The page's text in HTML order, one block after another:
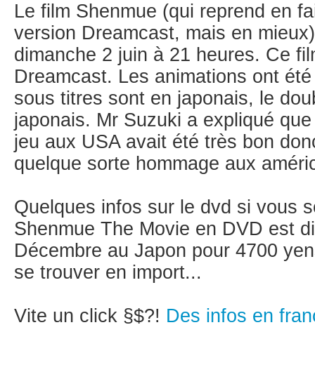
Le film Shenmue (qui reprend en
version Dreamcast, mais en
dimanche 2 juin à 21 heures. Ce
Dreamcast. Les animations ont
sous titres sont en japonais, le
japonais. Mr Suzuki a expliqué
jeu aux USA avait été très bon
quelque sorte hommage aux
Quelques infos sur le dvd si vous
Shenmue The Movie en DVD est
Décembre au Japon pour 4700
se trouver en import...
Vite un click §$?! Des infos en